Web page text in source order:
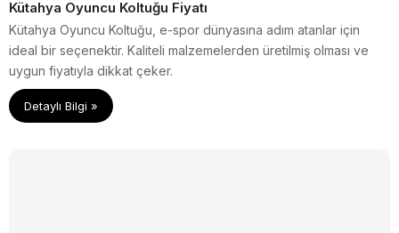
Kütahya Oyuncu Koltuğu Fiyatı
Kütahya Oyuncu Koltuğu, e-spor dünyasına adım atanlar için
ideal bir seçenektir. Kaliteli malzemelerden üretilmiş olması ve
uygun fiyatıyla dikkat çeker.
Detaylı Bilgi »